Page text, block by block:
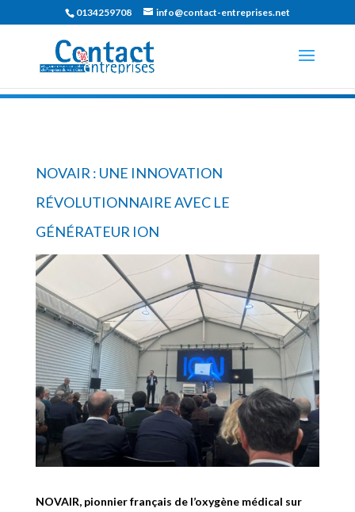
0134259708 info@contact-entreprises.net
NOVAIR : UNE INNOVATION
RÉVOLUTIONNAIRE AVEC LE
GÉNÉRATEUR ION
NOVAIR, pionnier français de l’oxygène médical sur